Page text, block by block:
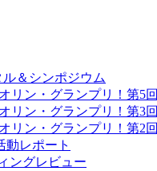
＆シンポジウム
リン・グランプリ！第5回
リン・グランプリ！第3回
リン・グランプリ！第2回
レポート
ングレビュー